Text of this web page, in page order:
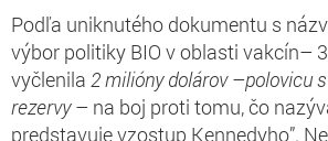
Podľa uniknutého dokumentu s
výbor politiky BIO v oblasti vakcín–
vyčlenila 2 milióny dolárov–polovicu
rezervy– na boj proti tomu, čo
predstavuje vzostup Kennedyho”.